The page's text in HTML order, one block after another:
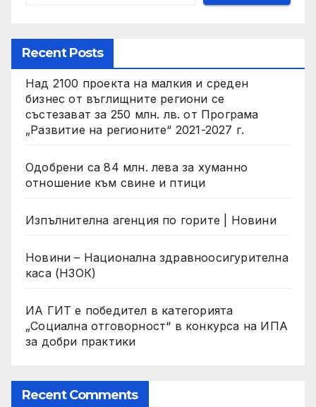
Recent Posts
Над 2100 проекта на малкия и среден
бизнес от въглищните региони се
състезават за 250 млн. лв. от Програма
„Развитие на регионите“ 2021-2027 г.
Одобрени са 84 млн. лева за хуманно
отношение към свине и птици
Изпълнителна агенция по горите | Новини
Новини – Национална здравноосигурителна
каса (НЗОК)
ИА ГИТ е победител в категорията
„Социална отговорност“ в конкурса на ИПА
за добри практики
Recent Comments